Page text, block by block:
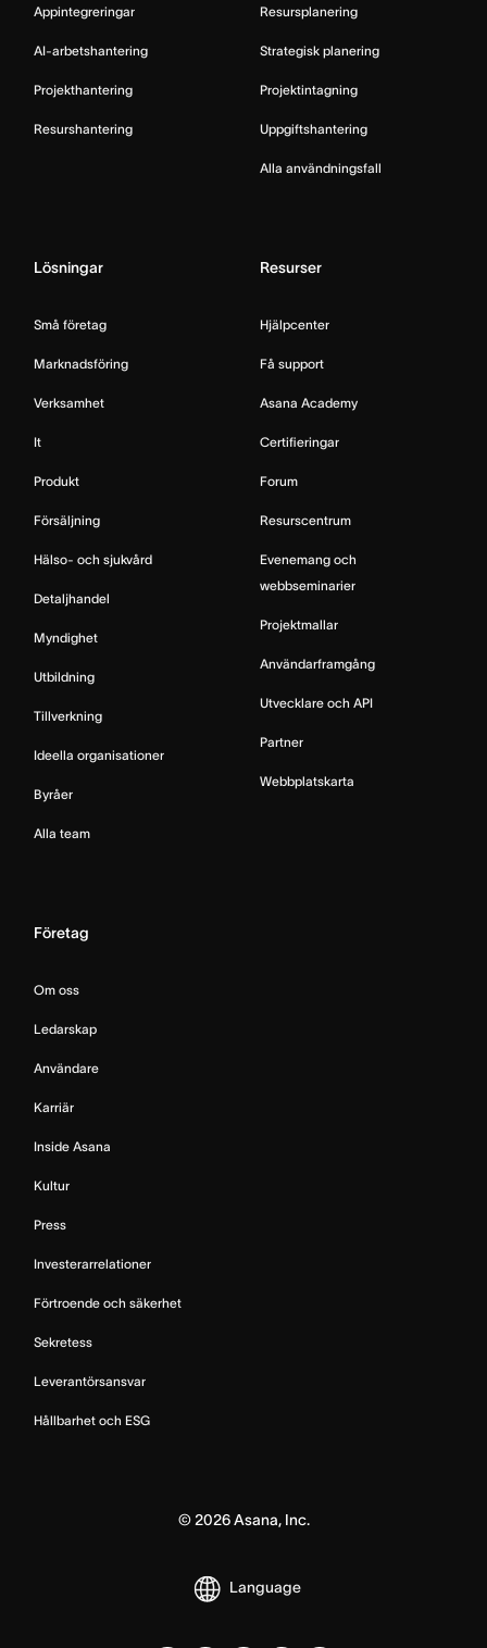
Appintegreringar
AI-arbetshantering
Projekthantering
Resurshantering
Resursplanering
Strategisk planering
Projektintagning
Uppgiftshantering
Alla användningsfall
Lösningar
Små företag
Marknadsföring
Verksamhet
It
Produkt
Försäljning
Hälso- och sjukvård
Detaljhandel
Myndighet
Utbildning
Tillverkning
Ideella organisationer
Byråer
Alla team
Resurser
Hjälpcenter
Få support
Asana Academy
Certifieringar
Forum
Resurscentrum
Evenemang och
webbseminarier
Projektmallar
Användarframgång
Utvecklare och API
Partner
Webbplatskarta
Företag
Om oss
Ledarskap
Användare
Karriär
Inside Asana
Kultur
Press
Investerarrelationer
Förtroende och säkerhet
Sekretess
Leverantörsansvar
Hållbarhet och ESG
© 2026Asana, Inc.
Language